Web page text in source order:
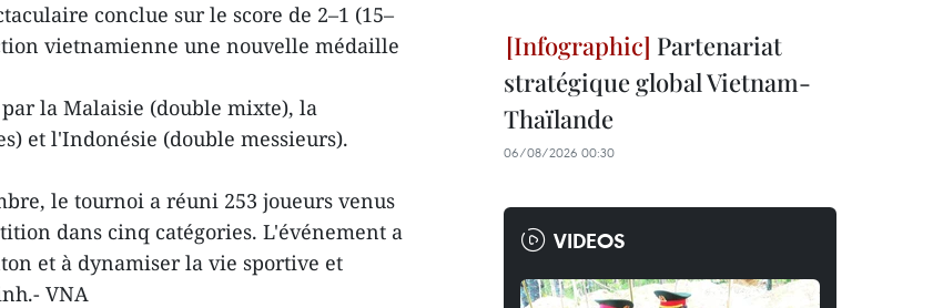
conclue sur le score de 2–1 (15–
vietnamienne une nouvelle médaille
la Malaisie (double mixte), la
et l'Indonésie (double messieurs).
le tournoi a réuni 253 joueurs venus
dans cinq catégories. L'événement a
et à dynamiser la vie sportive et
VNA
Partenariat
stratégique global Vietnam-
Thaïlande
06/08/2026 00:30
VIDEOS